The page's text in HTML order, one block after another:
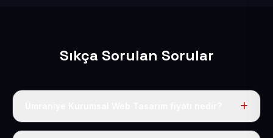
Sıkça Sorulan Sorular
Tek fiyat uygulanır: yıllık 50 USD + KDV. Bu bedele alan